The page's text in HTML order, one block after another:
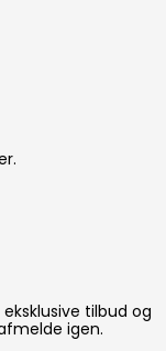
tilbud og
igen.